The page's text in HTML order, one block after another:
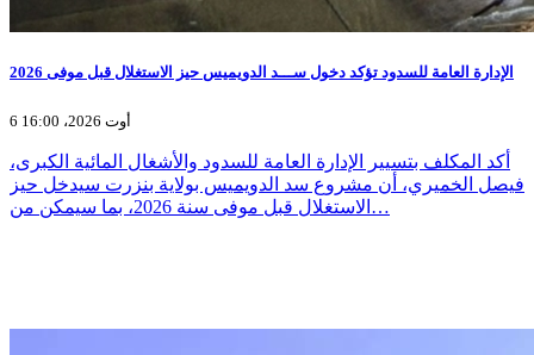
الإدارة العامة للسدود تؤكد دخول ســـد الدويميس حيز الاستغلال قبل موفى 2026
6 أوت 2026، 16:00
أكد المكلف بتسيير الإدارة العامة للسدود والأشغال المائية الكبرى،
فيصل الخميري، أن مشروع سد الدويميس بولاية بنزرت سيدخل حيز
الاستغلال قبل موفى سنة 2026، بما سيمكن من…